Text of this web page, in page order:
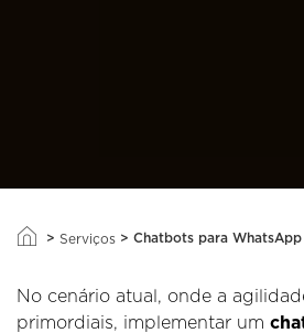
> Serviços > Chatbots para WhatsApp
No cenário atual, onde a
primordiais, implementar um